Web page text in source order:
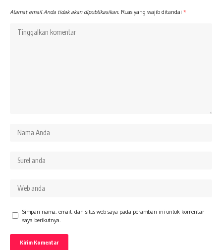
Alamat email Anda tidak akan dipublikasikan. Ruas yang wajib ditandai *
Simpan nama, email, dan situs web saya pada peramban ini untuk komentar
saya berikutnya.